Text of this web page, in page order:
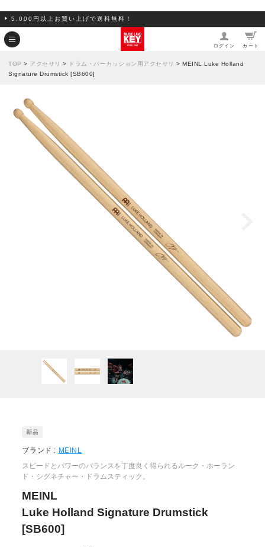
5,000円以上お買い上げで送料無料！
ログイン カート
TOP > アクセサリ > ドラム・パーカッション用アクセサリ > MEINL Luke Holland
Signature Drumstick [SB600]
ブランド : MEINL
スピードとパワーのバランスを丁度良く得られるルーク・ホーラン
ド・シグネチャー・ドラムスティック。
MEINL
Luke Holland Signature Drumstick
[SB600]